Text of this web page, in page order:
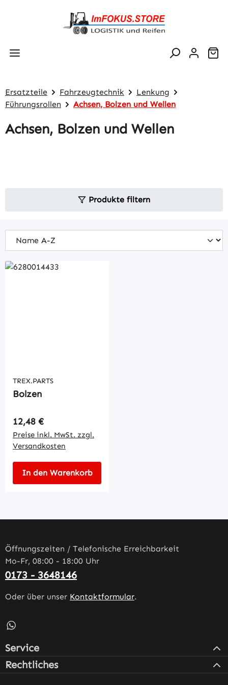
Zum Hauptinhalt springen
Ersatzteile Fahrzeugtechnik
Lenkung
Führungsrollen
Achsen, Bolzen und Wellen
Achsen, Bolzen und Wellen
Produkte filtern
TREX.PARTS
Bolzen
Regulärer Preis:
12,48 €
Preise inkl. MwSt. zzgl.
Versandkosten
In den Warenkorb
Öffnungszeiten / Telefonische Erreichbarkeit
Mo-Fr, 08:00 - 18:00 Uhr
0173 - 3648146
Oder über unser Kontaktformular.
Schreib uns auf WhatsApp – öffnet in neuem Tab
Service
Rechtliches